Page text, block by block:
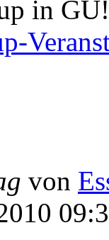
in GU!
von